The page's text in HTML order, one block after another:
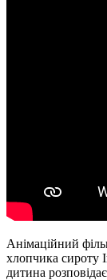
Анімаційний
хлопчика сироту
дитина